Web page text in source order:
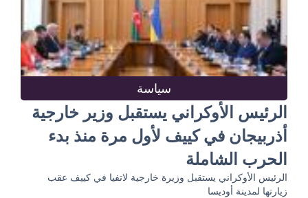
سياسة
الرئيس الأوكراني يستقبل وزير خارجية
أذربيجان في كييف لأول مرة منذ بدء
الحرب الشاملة
الرئيس الأوكراني يستقبل وزيرة خارجية لاتفيا في كييف عقب
زيارتها لمدينة أوديسا